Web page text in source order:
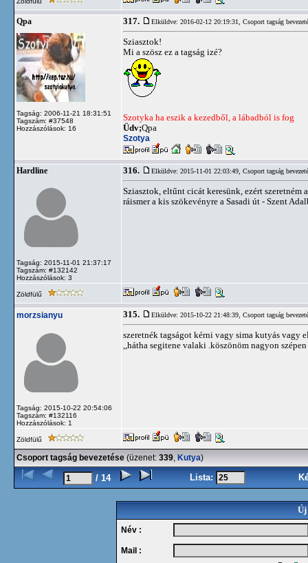
Qpa
Tagság: 2006-11-21 18:31:51
Tagszám: #37548
Hozzászólások: 16
317. Elküldve: 2016-02-12 20:19:31, Csoport tagság
Sziasztok!
Mi a szösz ez a tagság izé?
Szotyka ha eszik a kezedből, a lábadból is fog
Üdv;Qpa
Szotya
Hardline
Tagság: 2015-11-01 21:37:17
Tagszám: #132142
Hozzászólások: 3
316. Elküldve: 2015-11-01 22:03:49, Csoport tagság
Sziasztok, eltűnt cicát keresünk, ezért
ráismer a kis szökevényre a Sasadi út - Szent
Zöldfülű
morzsianyu
Tagság: 2015-10-22 20:54:06
Tagszám: #132116
Hozzászólások: 1
315. Elküldve: 2015-10-22 21:48:39, Csoport tagság
szeretnék tagságot kérni vagy sima kutyás
,,hátha segitene valaki .köszönöm nagyon
Zöldfülű
Csoport tagság bevezetése (üzenet: 339, Kutya)
/ 14 Lista:
Új
Név :
Mail :